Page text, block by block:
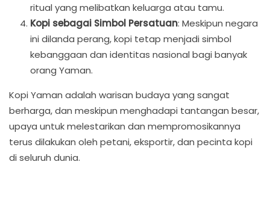
ritual yang melibatkan keluarga atau tamu.
Kopi sebagai Simbol Persatuan: Meskipun negara
ini dilanda perang, kopi tetap menjadi simbol
kebanggaan dan identitas nasional bagi banyak
orang Yaman.
Kopi Yaman adalah warisan budaya yang sangat
berharga, dan meskipun menghadapi tantangan besar,
upaya untuk melestarikan dan mempromosikannya
terus dilakukan oleh petani, eksportir, dan pecinta kopi
di seluruh dunia.